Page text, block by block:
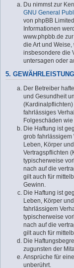
Du nimmst zur
GNU General
von phpBB
Informationen
www.phpbb.de
die Art und
insbesondere die
untersagen oder
5. GEWÄHRLEISTUNG
Der Betreiber
und Gesundheit
fahrlässiges
Folgeschäden
Die Haftung ist
grob fahrlässigem
Leben, Körper
Vertragspflichten
typischerweise
nach auf die
gilt auch für
Gewinn.
Die Haftung ist
Leben, Körper
fahrlässigem
typischerweise
nach auf die
gilt auch für
Die
zugunsten der
Ansprüche für
unberührt.